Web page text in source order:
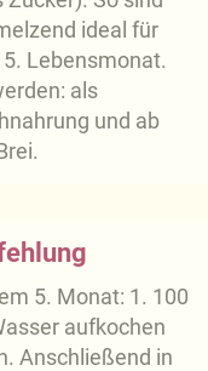
ideal für
Lebensmonat.
als
und ab
5. Monat: 1. 100
aufkochen
Anschließend in